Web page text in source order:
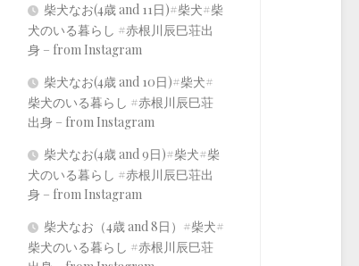
柴犬なお(4歳 and 11日)#柴犬#柴
犬のいる暮らし #赤根川辰巳荘出
身 – from Instagram
柴犬なお(4歳 and 10日)#柴犬#
柴犬のいる暮らし #赤根川辰巳荘
出身 – from Instagram
柴犬なお(4歳 and 9日)#柴犬#柴
犬のいる暮らし #赤根川辰巳荘出
身 – from Instagram
柴犬なお（4歳 and 8日）#柴犬#
柴犬のいる暮らし #赤根川辰巳荘